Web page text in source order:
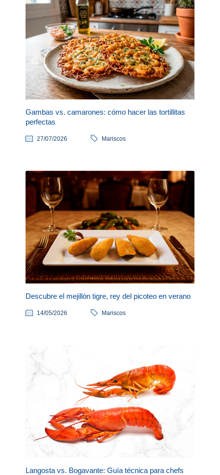
Gambas vs. camarones: cómo hacer las tortillitas
perfectas
27/07/2026 Mariscos
Descubre el mejillón tigre, rey del picoteo en verano
14/05/2026 Mariscos
Langosta vs. Bogavante: Guía técnica para chefs